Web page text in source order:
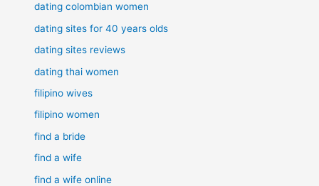
dating colombian women
dating sites for 40 years olds
dating sites reviews
dating thai women
filipino wives
filipino women
find a bride
find a wife
find a wife online